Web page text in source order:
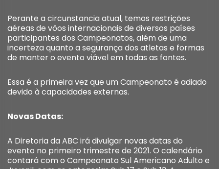
Perante a circunstancia atual, temos restrições
aéreas de vôos internacionais de diversos países
participantes dos Campeonatos, além de uma
incerteza quanto a segurança dos atletas e formas
de manter o evento viável em todas as fontes.
Essa é a primeira vez que um Campeonato é adiado
devido à capacidades externas.
Novas Datas:
A Diretoria da ABC irá divulgar novas datas do
evento no primeiro trimestre de 2021. O calendário
contará com o Campeonato Sul Americano Adulto e